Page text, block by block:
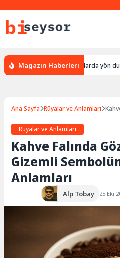
Magazin Haberleri
bulması, hayvanlarda yön duygusu
Ana Sayfa Rüyalar ve Anlamları
Rüyalar ve Anlamları
Kahve Falında
Gizemli
Anlamları
Alp Tobay 25 Eki